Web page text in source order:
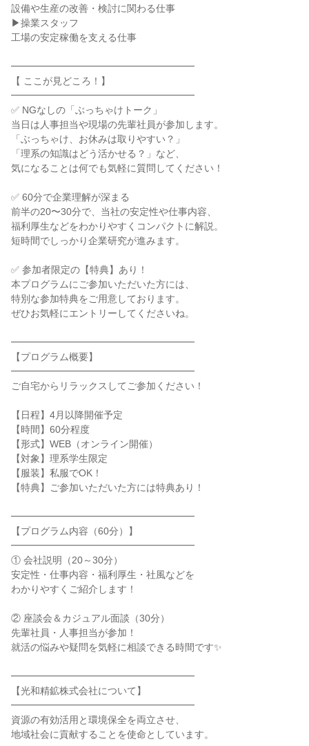
設備や生産の改善・検討に関わる仕事
▶操業スタッフ
工場の安定稼働を支える仕事
━━━━━━━━━━━━━━━━━━━
【 ここが見どころ！】
━━━━━━━━━━━━━━━━━━━
✅ NGなしの「ぶっちゃけトーク」
当日は人事担当や現場の先輩社員が参加します。
「ぶっちゃけ、お休みは取りやすい？」
「理系の知識はどう活かせる？」など、
気になることは何でも気軽に質問してください！
✅ 60分で企業理解が深まる
前半の20〜30分で、当社の安定性や仕事内容、
福利厚生などをわかりやすくコンパクトに解説。
短時間でしっかり企業研究が進みます。
✅ 参加者限定の【特典】あり！
本プログラムにご参加いただいた方には、
特別な参加特典をご用意しております。
ぜひお気軽にエントリーしてくださいね。
━━━━━━━━━━━━━━━━━━━
【プログラム概要】
━━━━━━━━━━━━━━━━━━━
ご自宅からリラックスしてご参加ください！
【日程】4月以降開催予定
【時間】60分程度
【形式】WEB（オンライン開催）
【対象】理系学生限定
【服装】私服でOK！
【特典】ご参加いただいた方には特典あり！
━━━━━━━━━━━━━━━━━━━
【プログラム内容（60分）】
━━━━━━━━━━━━━━━━━━━
① 会社説明（20～30分）
安定性・仕事内容・福利厚生・社風などを
わかりやすくご紹介します！
② 座談会＆カジュアル面談（30分）
先輩社員・人事担当が参加！
就活の悩みや疑問を気軽に相談できる時間です✨
━━━━━━━━━━━━━━━━━━━
【光和精鉱株式会社について】
━━━━━━━━━━━━━━━━━━━
資源の有効活用と環境保全を両立させ、
地域社会に貢献することを使命としています。